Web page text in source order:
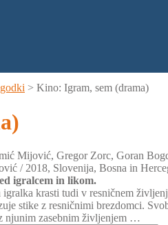
> Kino: Igram, sem (drama)
Mijović, Gregor Zorc, Goran
/ 2018, Slovenija, Bosna in
igralcem in likom.
krasti tudi v resničnem
stike z resničnimi brezdomci.
njunim zasebnim življenjem …